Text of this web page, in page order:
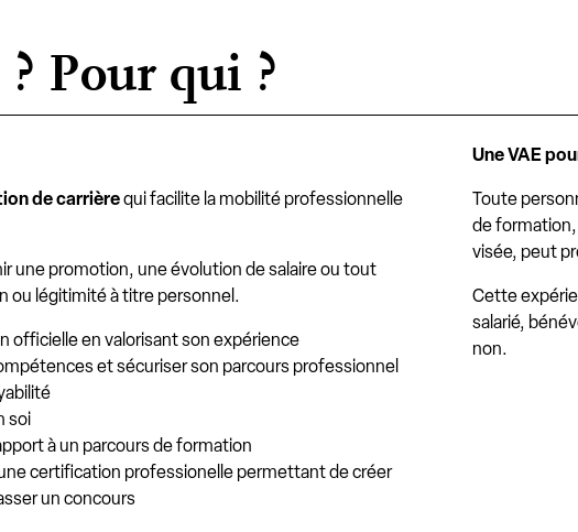
Pour qui ?
de carrièrequi facilite la mobilité professionnelle
une promotion, une évolution de salaire ou tout
ou légitimité à titre personnel.
officielle en valorisant son expérience
et sécuriser son parcours professionnel
soi
à un parcours de formation
certification professionelle permettant de créer
un concours
Une VAE
Toute
de formation,
visée, peut
Cette
salarié,
non.